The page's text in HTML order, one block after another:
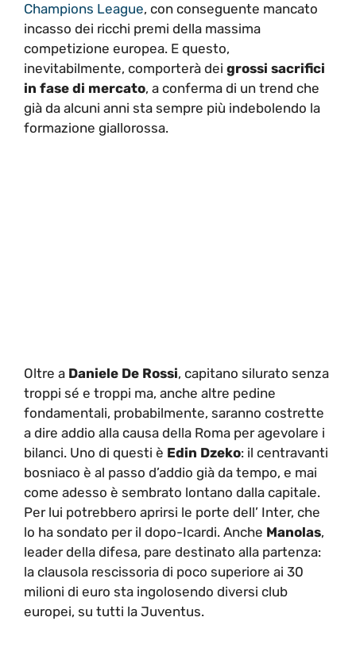
Champions League, con conseguente mancato
incasso dei ricchi premi della massima
competizione europea. E questo,
inevitabilmente, comporterà dei grossi sacrifici
in fase di mercato, a conferma di un trend che
già da alcuni anni sta sempre più indebolendo la
formazione giallorossa.
Oltre a Daniele De Rossi, capitano silurato senza
troppi sé e troppi ma, anche altre pedine
fondamentali, probabilmente, saranno costrette
a dire addio alla causa della Roma per agevolare i
bilanci. Uno di questi è Edin Dzeko: il centravanti
bosniaco è al passo d’addio già da tempo, e mai
come adesso è sembrato lontano dalla capitale.
Per lui potrebbero aprirsi le porte dell’ Inter, che
lo ha sondato per il dopo-Icardi. Anche Manolas,
leader della difesa, pare destinato alla partenza:
la clausola rescissoria di poco superiore ai 30
milioni di euro sta ingolosendo diversi club
europei, su tutti la Juventus.